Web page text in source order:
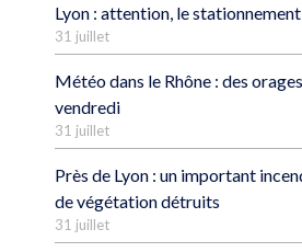
Lyon : attention, le
31 juillet
Météo dans le Rhône : des
vendredi
31 juillet
Près de Lyon : un important
de végétation détruits
31 juillet